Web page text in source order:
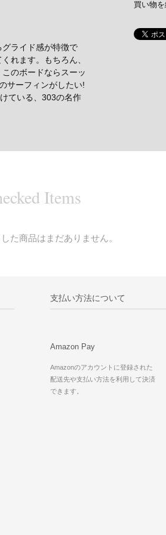
ライド感が特徴で
れます。もちろん、
のボードならスーッ
サーフィンがしたい!
ている、303の名作
買い物
Items
た商品はまだありません。
支払い方法について
Amazon Pay
Amazonのアカウントに登録された
配送先や支払い方法を利用して決済
できます。